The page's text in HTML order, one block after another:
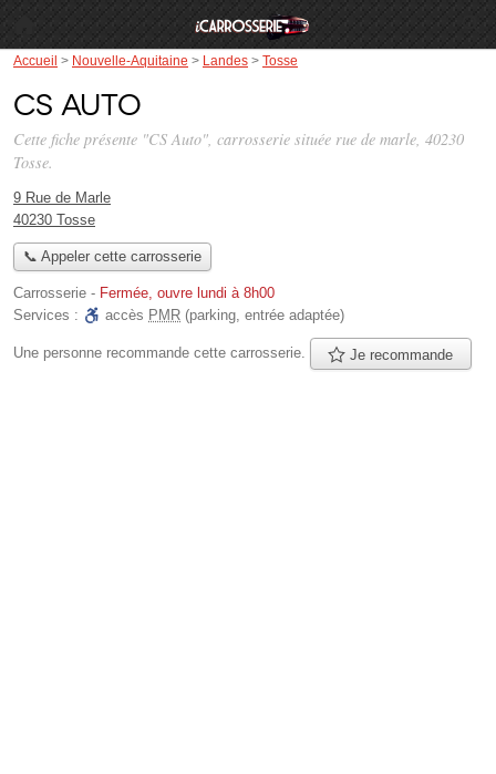
Accueil > Nouvelle-Aquitaine > Landes > Tosse
CS Auto
Cette fiche présente "CS Auto", carrosserie située rue de marle, 40230
Tosse.
9 Rue de Marle
40230 Tosse
📞 Appeler cette carrosserie
Carrosserie - Fermée, ouvre lundi à 8h00
Services :
accès PMR (parking, entrée adaptée)
Une personne recommande cette carrosserie. Je recommande